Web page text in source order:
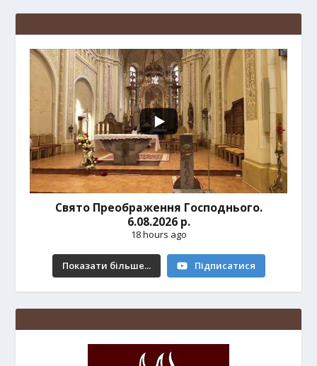
Свято Преображення Господнього.
6.08.2026 р.
18 hours ago
Показати більше... Підписатися